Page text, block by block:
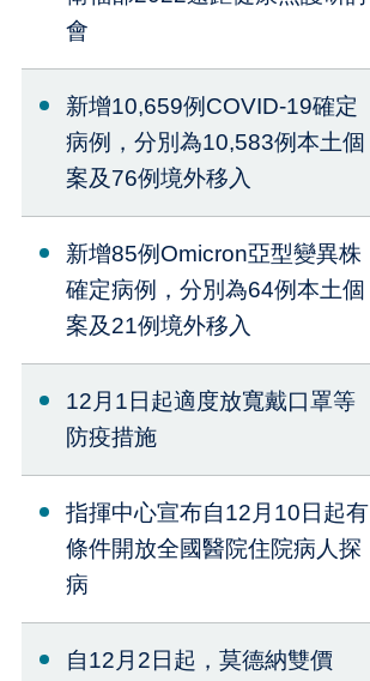
會
新增10,659例COVID-19確定
病例，分別為10,583例本土個
案及76例境外移入
新增85例Omicron亞型變異株
確定病例，分別為64例本土個
案及21例境外移入
12月1日起適度放寬戴口罩等
防疫措施
指揮中心宣布自12月10日起有
條件開放全國醫院住院病人探
病
自12月2日起，莫德納雙價